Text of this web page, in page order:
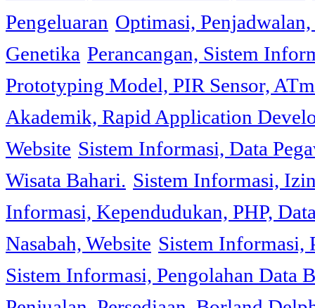
Pengeluaran Optimasi,
Genetika Perancangan, Sistem
Prototyping Model, PIR Sensor,
Akademik, Rapid Application
Website Sistem Informasi, Data
Wisata Bahari. Sistem Informasi,
Informasi, Kependudukan, PHP,
Nasabah, Website Sistem Informasi,
Sistem Informasi, Pengolahan Data